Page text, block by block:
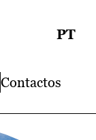
Contactos
PT